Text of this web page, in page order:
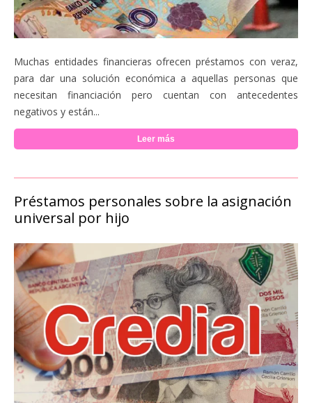
Muchas entidades financieras ofrecen préstamos con veraz,
para dar una solución económica a aquellas personas que
necesitan financiación pero cuentan con antecedentes
negativos y están...
Leer más
Préstamos personales sobre la asignación
universal por hijo